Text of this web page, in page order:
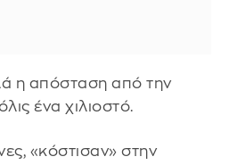
η απόσταση από την
ένα χιλιοστό.
«κόστισαν» στην